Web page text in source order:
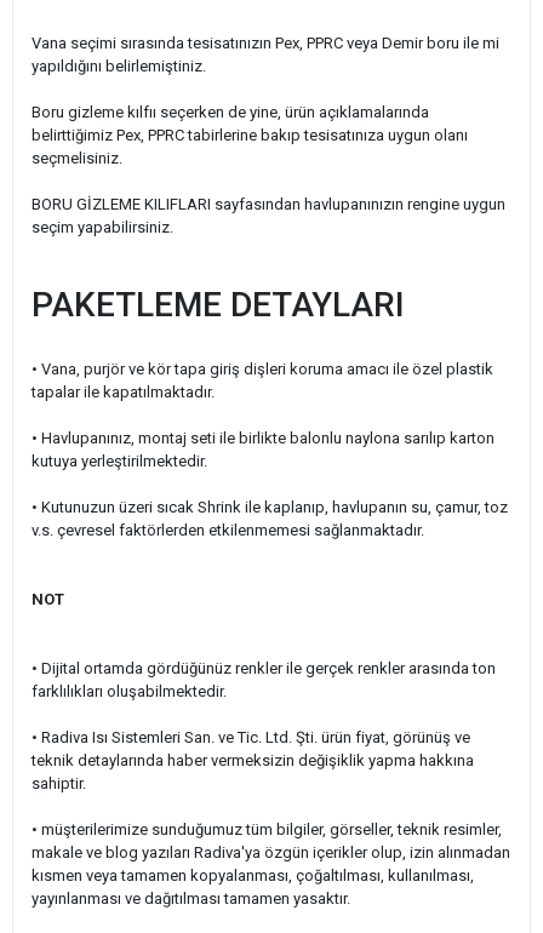
Vana seçimi sırasında tesisatınızın Pex, PPRC veya Demir boru ile mi
yapıldığını belirlemiştiniz.
Boru gizleme kılfıı seçerken de yine, ürün açıklamalarında
belirttiğimiz Pex, PPRC tabirlerine bakıp tesisatınıza uygun olanı
seçmelisiniz.
BORU GİZLEME KILIFLARI sayfasından havlupanınızın rengine uygun
seçim yapabilirsiniz.
PAKETLEME DETAYLARI
• Vana, purjör ve kör tapa giriş dişleri koruma amacı ile özel plastik
tapalar ile kapatılmaktadır.
• Havlupanınız, montaj seti ile birlikte balonlu naylona sarılıp karton
kutuya yerleştirilmektedir.
• Kutunuzun üzeri sıcak Shrink ile kaplanıp, havlupanın su, çamur, toz
v.s. çevresel faktörlerden etkilenmemesi sağlanmaktadır.
NOT
• Dijital ortamda gördüğünüz renkler ile gerçek renkler arasında ton
farklılıkları oluşabilmektedir.
• Radiva Isı Sistemleri San. ve Tic. Ltd. Şti. ürün fiyat, görünüş ve
teknik detaylarında haber vermeksizin değişiklik yapma hakkına
sahiptir.
• müşterilerimize sunduğumuz tüm bilgiler, görseller, teknik resimler,
makale ve blog yazıları Radiva'ya özgün içerikler olup, izin alınmadan
kısmen veya tamamen kopyalanması, çoğaltılması, kullanılması,
yayınlanması ve dağıtılması tamamen yasaktır.